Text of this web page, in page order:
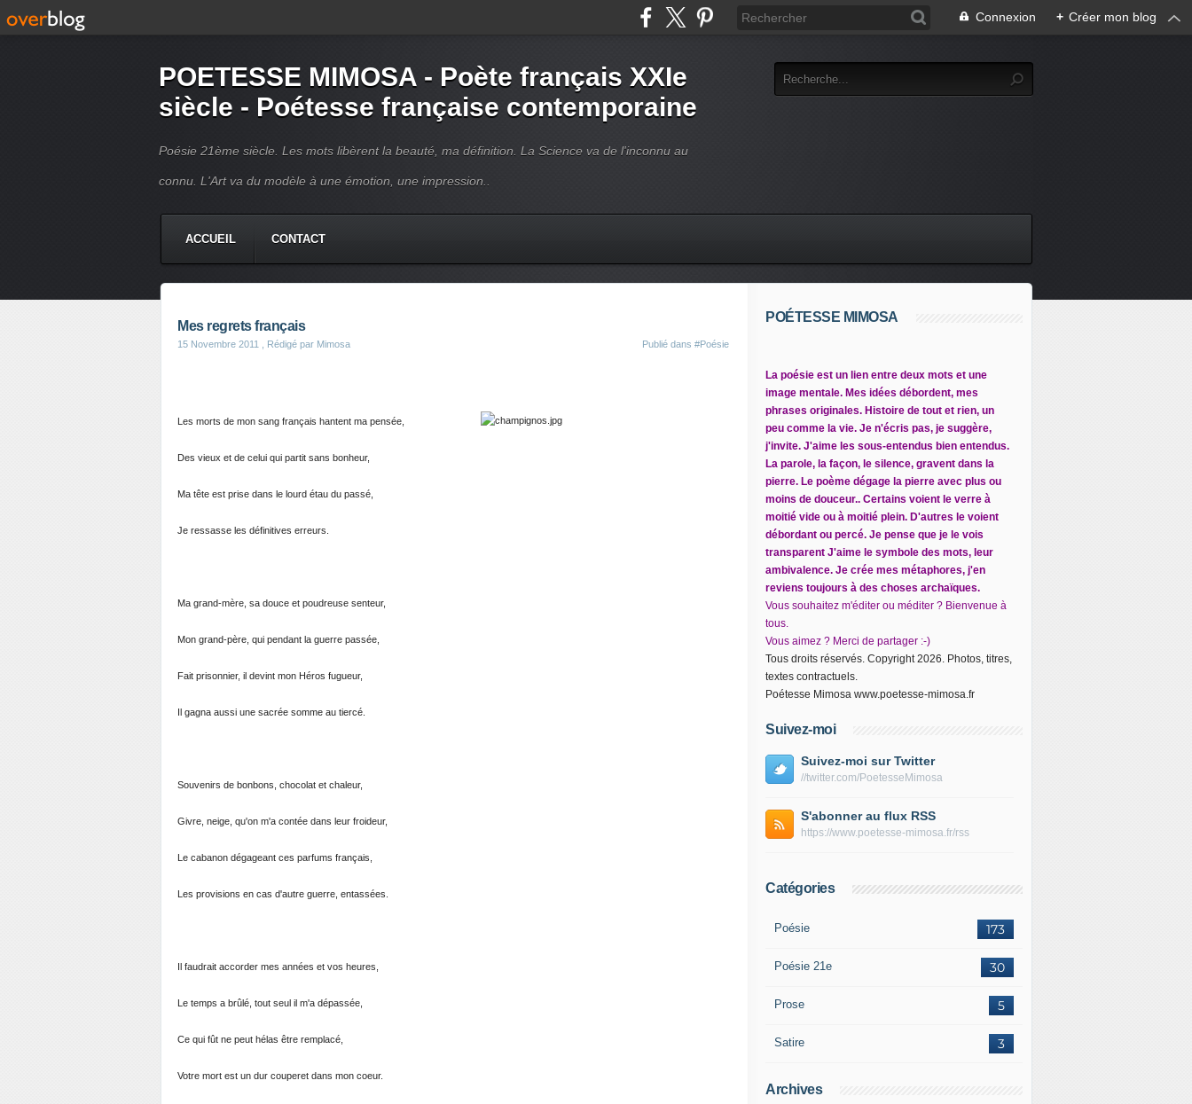
Connexion + Créer mon blog
POETESSE MIMOSA - Poète français XXIe
siècle - Poétesse française contemporaine
Poésie 21ème siècle. Les mots libèrent la beauté, ma définition. La Science va de l'inconnu au
connu. L'Art va du modèle à une émotion, une impression..
ACCUEIL CONTACT
Mes regrets français
15 Novembre 2011 , Rédigé par Mimosa Publié dans #Poésie
Les morts de mon sang français hantent ma pensée,
Des vieux et de celui qui partit sans bonheur,
Ma tête est prise dans le lourd étau du passé,
Je ressasse les définitives erreurs.
Ma grand-mère, sa douce et poudreuse senteur,
Mon grand-père, qui pendant la guerre passée,
Fait prisonnier, il devint mon Héros fugueur,
Il gagna aussi une sacrée somme au tiercé.
Souvenirs de bonbons, chocolat et chaleur,
Givre, neige, qu'on m'a contée dans leur froideur,
Le cabanon dégageant ces parfums français,
Les provisions en cas d'autre guerre, entassées.
Il faudrait accorder mes années et vos heures,
Le temps a brûlé, tout seul il m'a dépassée,
Ce qui fût ne peut hélas être remplacé,
Votre mort est un dur couperet dans mon coeur.
POÉTESSE MIMOSA
La poésie est un lien entre deux mots et une
image mentale. Mes idées débordent, mes
phrases originales. Histoire de tout et rien, un
peu comme la vie. Je n'écris pas, je suggère,
j'invite. J'aime les sous-entendus bien entendus.
La parole, la façon, le silence, gravent dans la
pierre. Le poème dégage la pierre avec plus ou
moins de douceur.. Certains voient le verre à
moitié vide ou à moitié plein. D'autres le voient
débordant ou percé. Je pense que je le vois
transparent J'aime le symbole des mots, leur
ambivalence. Je crée mes métaphores, j'en
reviens toujours à des choses archaïques.
Vous souhaitez m'éditer ou méditer ? Bienvenue à
tous.
Vous aimez ? Merci de partager :-)
Tous droits réservés. Copyright 2026. Photos, titres,
textes contractuels.
Poétesse Mimosa www.poetesse-mimosa.fr
Suivez-moi
Suivez-moi sur Twitter
//twitter.com/PoetesseMimosa
S'abonner au flux RSS
https://www.poetesse-mimosa.fr/rss
Catégories
173
Poésie
30
Poésie 21e
5
Prose
3
Satire
Archives